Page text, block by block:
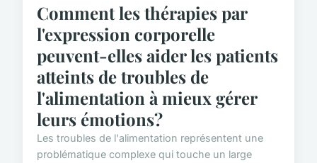
Comment les thérapies par
l'expression corporelle
peuvent-elles aider les patients
atteints de troubles de
l'alimentation à mieux gérer
leurs émotions?
Les troubles de l'alimentation représentent une
problématique complexe qui touche un large